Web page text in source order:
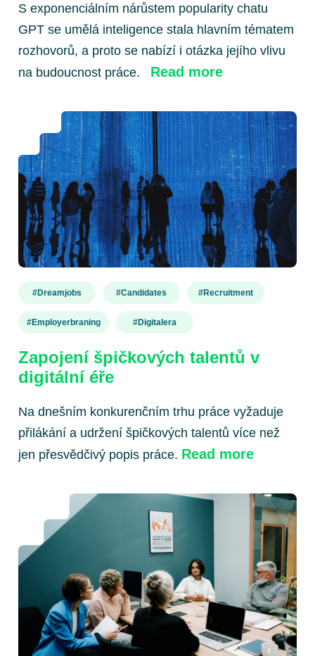
S exponenciálním nárůstem popularity chatu
GPT se umělá inteligence stala hlavním tématem
rozhovorů, a proto se nabízí i otázka jejího vlivu
na budoucnost práce. Read more
#dreamjobs #candidates #recruitment
#employerbraning #digitalera
Zapojení špičkových talentů v
digitální éře
Na dnešním konkurenčním trhu práce vyžaduje
přilákání a udržení špičkových talentů více než
jen přesvědčivý popis práce. Read more